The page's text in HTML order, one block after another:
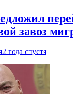
завоз
2 года спустя